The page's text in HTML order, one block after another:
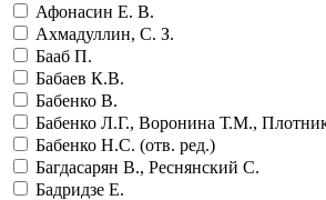
Афонасин Е. В.
Ахмадуллин, С. З.
Бааб П.
Бабаев К.В.
Бабенко В.
Бабенко Л.Г., Воронина Т.М.,
Бабенко Н.С. (отв. ред.)
Багдасарян В., Реснянский С.
Бадридзе Е.